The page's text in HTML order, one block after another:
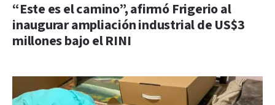
“Este es el camino”, afirmó Frigerio al
inaugurar ampliación industrial de US$3
millones bajo el RINI